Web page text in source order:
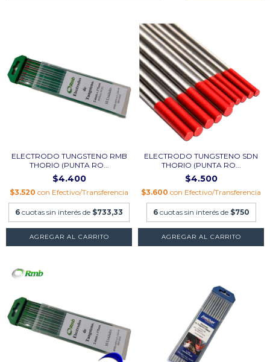
ELECTRODO TUNGSTENO RMB
THORIO (PUNTA RO...
$4.400
$3.520 con Efectivo/Transferencia
6 cuotas sin interés de $733,33
AGREGAR AL CARRITO
ELECTRODO TUNGSTENO SDN
THORIO (PUNTA RO...
$4.500
$3.600 con Efectivo/Transferencia
6 cuotas sin interés de $750
AGREGAR AL CARRITO